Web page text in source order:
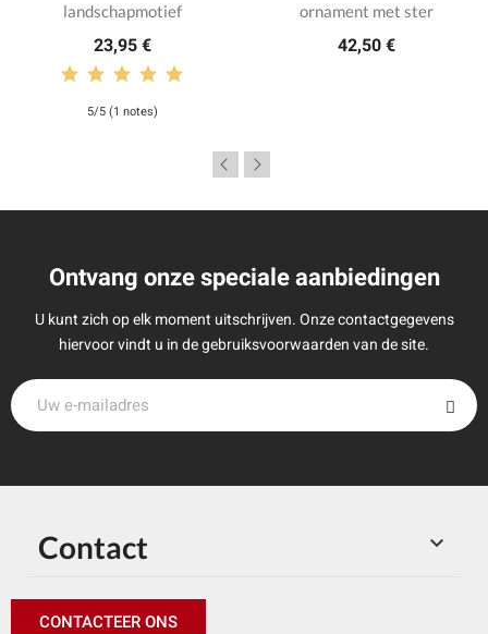
landschapmotief
23,95 €
5/5 (1 notes)
ornament met ster
42,50 €
Ontvang onze speciale aanbiedingen
U kunt zich op elk moment uitschrijven. Onze contactgegevens
hiervoor vindt u in de gebruiksvoorwaarden van de site.

Contact
CONTACTEER ONS